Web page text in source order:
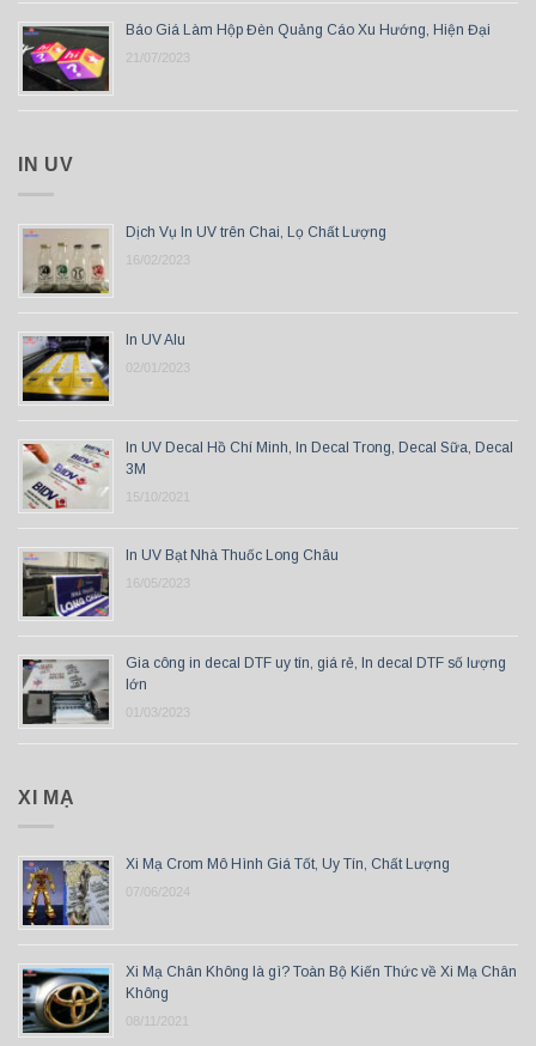
Báo Giá Làm Hộp Đèn Quảng Cáo Xu Hướng, Hiện Đại
21/07/2023
IN UV
Dịch Vụ In UV trên Chai, Lọ Chất Lượng
16/02/2023
In UV Alu
02/01/2023
In UV Decal Hồ Chí Minh, In Decal Trong, Decal Sữa, Decal
3M
15/10/2021
In UV Bạt Nhà Thuốc Long Châu
16/05/2023
Gia công in decal DTF uy tín, giá rẻ, In decal DTF số lượng
lớn
01/03/2023
XI MẠ
Xi Mạ Crom Mô Hình Giá Tốt, Uy Tín, Chất Lượng
07/06/2024
Xi Mạ Chân Không là gì? Toàn Bộ Kiến Thức về Xi Mạ Chân
Không
08/11/2021